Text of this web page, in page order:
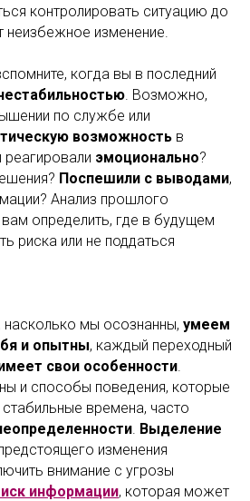
контролировать ситуацию до
неизбежное изменение.
когда вы в последний
. Возможно,
по службе или
возможность в
эмоционально?
Поспешили с выводами,
Анализ прошлого
определить, где в будущем
риска или не поддаться
насколько мы осознанны, умеем
и опытны, каждый переходный
свои особенности
и способы поведения, которые
времена, часто
Выделение
изменения
внимание с угрозы
информации, которая может